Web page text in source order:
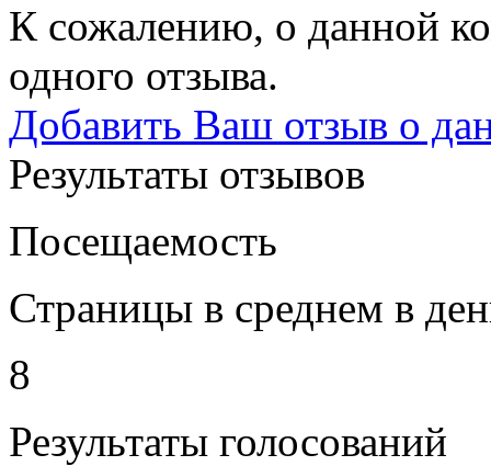
К сожалению, о данной
одного отзыва.
Добавить Ваш отзыв о
Результаты отзывов
Посещаемость
Страницы в среднем в
8
Результаты голосований